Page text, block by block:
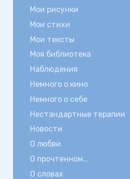
Мои рисунки
Мои стихи
Мои тексты
Моя библиотека
Наблюдения
Немного о кино
Немного о себе
Нестандартные терапии
Новости
О любви
О прочтенном…
О словах